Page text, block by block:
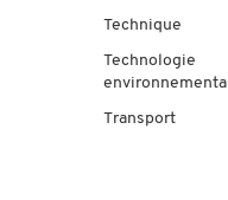
Technique
Technologie
Transport